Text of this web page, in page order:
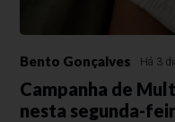
Bento Gonçalves Há 3
Campanha de
nesta segunda-